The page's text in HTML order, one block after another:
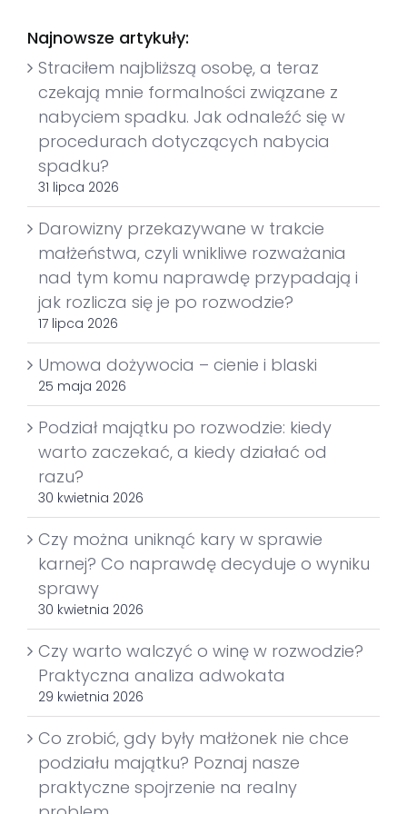
Najnowsze artykuły:
Straciłem najbliższą osobę, a teraz
czekają mnie formalności związane z
nabyciem spadku. Jak odnaleźć się w
procedurach dotyczących nabycia
spadku?
31 lipca 2026
Darowizny przekazywane w trakcie
małżeństwa, czyli wnikliwe rozważania
nad tym komu naprawdę przypadają i
jak rozlicza się je po rozwodzie?
17 lipca 2026
Umowa dożywocia – cienie i blaski
25 maja 2026
Podział majątku po rozwodzie: kiedy
warto zaczekać, a kiedy działać od
razu?
30 kwietnia 2026
Czy można uniknąć kary w sprawie
karnej? Co naprawdę decyduje o wyniku
sprawy
30 kwietnia 2026
Czy warto walczyć o winę w rozwodzie?
Praktyczna analiza adwokata
29 kwietnia 2026
Co zrobić, gdy były małżonek nie chce
podziału majątku? Poznaj nasze
praktyczne spojrzenie na realny